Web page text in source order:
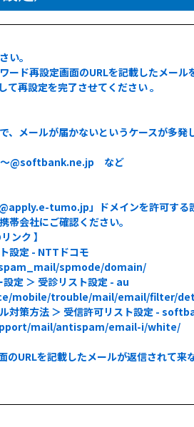
い。
ド再設定画面のURLを記載したメール
再設定を完了させてください 。
メールが届かないというケースが多発
@softbank.ne.jp など
tumo.jp」ドメインを許可する
帯会社にご確認ください。
ンク 】
設定 - NTTドコモ
spmode/domain/
定 ＞ 受診リスト設定 - au
trouble/mail/email/filter/
対策方法 ＞ 受信許可リスト設定 -
mail/antispam/email-i/white/
のURLを記載したメールが返信されて